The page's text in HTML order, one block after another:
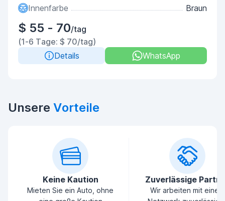
Innenfarbe
Braun
$ 55 - 70/tag
(1-6 Tage: $ 70/tag)
Details
WhatsApp
Unsere Vorteile
Keine Kaution
Mieten Sie ein Auto, ohne
Zuverlässige
Wir arbeiten mit einem